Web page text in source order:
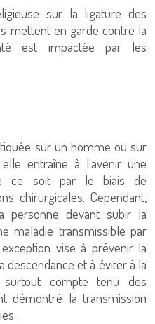
sur la ligature des
mettent en garde contre la
est impactée par les
sur un homme ou sur
entraîne à l'avenir une
ce soit par le biais de
chirurgicales. Cependant,
personne devant subir la
maladie transmissible par
vise à prévenir la
descendance et à éviter à la
compte tenu des
démontré la transmission